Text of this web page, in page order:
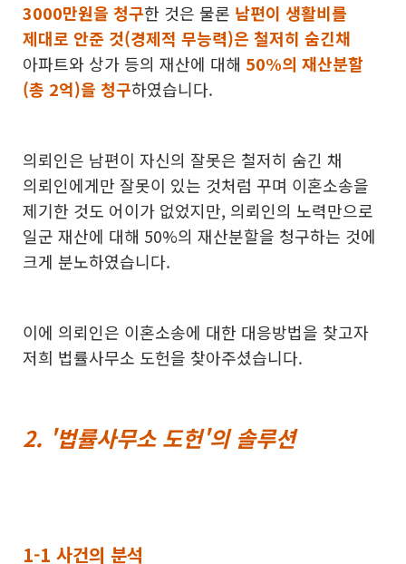
3000만원을 청구한 것은 물론 남편이 생활비를
제대로 안준 것(경제적 무능력)은 철저히 숨긴채
아파트와 상가 등의 재산에 대해 50%의 재산분할
(총 2억)을 청구하였습니다.
의뢰인은 남편이 자신의 잘못은 철저히 숨긴 채
의뢰인에게만 잘못이 있는 것처럼 꾸며 이혼소송을
제기한 것도 어이가 없었지만, 의뢰인의 노력만으로
일군 재산에 대해 50%의 재산분할을 청구하는 것에
크게 분노하였습니다.
이에 의뢰인은 이혼소송에 대한 대응방법을 찾고자
저희 법률사무소 도헌을 찾아주셨습니다.
​2. '법률사무소 도헌'의 솔루션
1-1 사건의 분석